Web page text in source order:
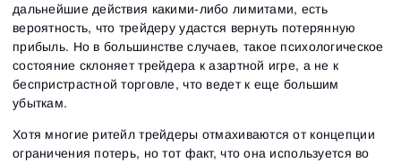
дальнейшие действия какими-либо лимитами, есть
вероятность, что трейдеру удастся вернуть потерянную
прибыль. Но в большинстве случаев, такое психологическое
состояние склоняет трейдера к азартной игре, а не к
беспристрастной торговле, что ведет к еще большим
убыткам.
Хотя многие ритейл трейдеры отмахиваются от концепции
ограничения потерь, но тот факт, что она используется во